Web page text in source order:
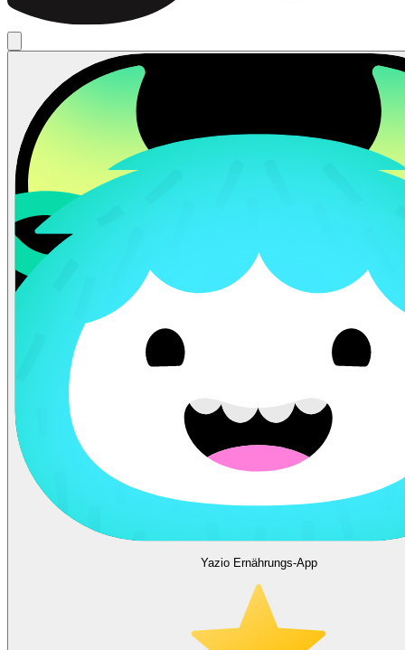
Yazio Ernährungs-App